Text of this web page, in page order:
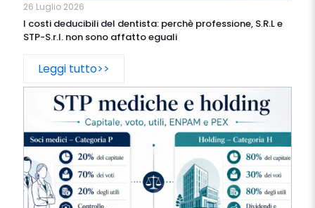
26 Luglio 2026
I costi deducibili del dentista: perchè professione, S.R.L e
STP-S.r.l. non sono affatto eguali
Leggi tutto>>